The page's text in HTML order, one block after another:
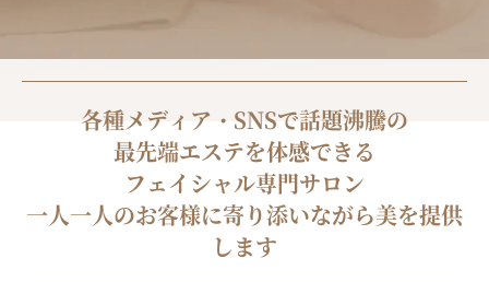
各種メディア・SNSで話題沸騰の
最先端エステを体感できる
フェイシャル専門サロン
一人一人のお客様に寄り添いながら美を提供
します